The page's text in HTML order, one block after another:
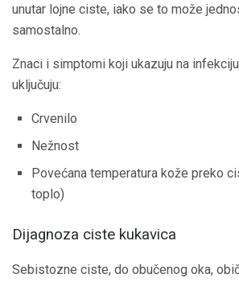
unutar lojne ciste, iako se to može
samostalno.
Znaci i simptomi koji ukazuju na
uključuju:
Crvenilo
Nežnost
Povećana temperatura kože preko
toplo)
Dijagnoza ciste kukavica
Sebistozne ciste, do obučenog oka,